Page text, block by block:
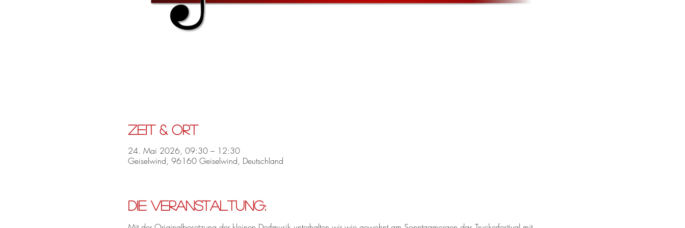
Zeit & Ort
24. Mai 2026, 09:30 – 12:30
Geiselwind, 96160 Geiselwind, Deutschland
Die Veranstaltung: